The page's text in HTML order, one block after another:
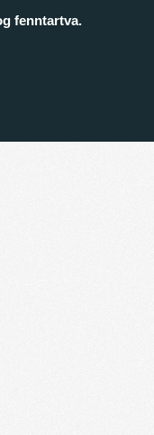
fenntartva.